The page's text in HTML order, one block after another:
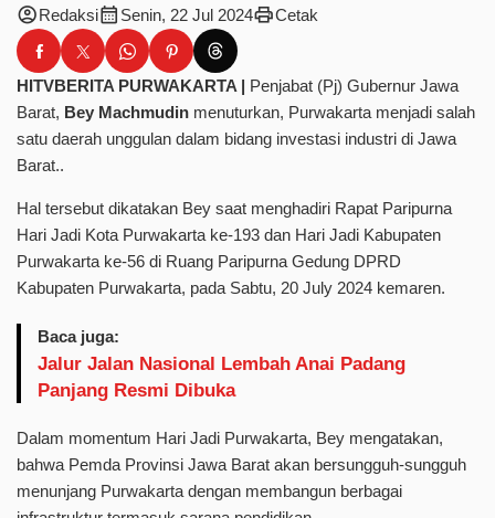
account_circleRedaksicalendar_month Senin, 22 Jul 2024printCetak
HITVBERITA PURWAKARTA | Penjabat (Pj) Gubernur Jawa
Barat, Bey Machmudin menuturkan, Purwakarta menjadi salah
satu daerah unggulan dalam bidang investasi industri di Jawa
Barat..
Hal tersebut dikatakan Bey saat menghadiri Rapat Paripurna
Hari Jadi Kota Purwakarta ke-193 dan Hari Jadi Kabupaten
Purwakarta ke-56 di Ruang Paripurna Gedung DPRD
Kabupaten Purwakarta, pada Sabtu, 20 July 2024 kemaren.
Baca juga:
Jalur Jalan Nasional Lembah Anai Padang
Panjang Resmi Dibuka
Dalam momentum Hari Jadi Purwakarta, Bey mengatakan,
bahwa Pemda Provinsi Jawa Barat akan bersungguh-sungguh
menunjang Purwakarta dengan membangun berbagai